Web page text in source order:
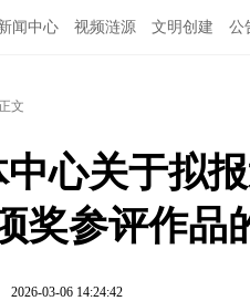
闻中心 视频涟源 文明创建 公
正文
心关于拟
奖参评作品
2026-03-06 14:24:42